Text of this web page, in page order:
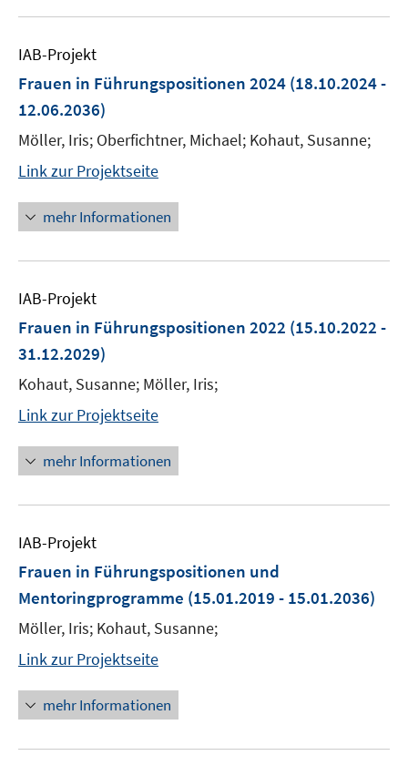
IAB-Projekt
Frauen in Führungspositionen 2024 (18.10.2024 -
12.06.2036)
Möller, Iris; Oberfichtner, Michael; Kohaut, Susanne;
Link zur Projektseite
mehr Informationen
IAB-Projekt
Frauen in Führungspositionen 2022 (15.10.2022 -
31.12.2029)
Kohaut, Susanne; Möller, Iris;
Link zur Projektseite
mehr Informationen
IAB-Projekt
Frauen in Führungspositionen und
Mentoringprogramme (15.01.2019 - 15.01.2036)
Möller, Iris; Kohaut, Susanne;
Link zur Projektseite
mehr Informationen